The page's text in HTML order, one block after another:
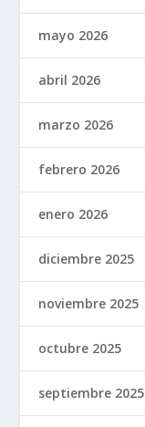
mayo 2026
abril 2026
marzo 2026
febrero 2026
enero 2026
diciembre 2025
noviembre 2025
octubre 2025
septiembre 2025